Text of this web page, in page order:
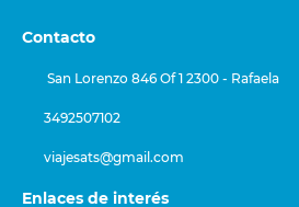
Contacto
San Lorenzo 846 Of 1 2300 - Rafaela
3492507102
viajesats@gmail.com
Enlaces de interés